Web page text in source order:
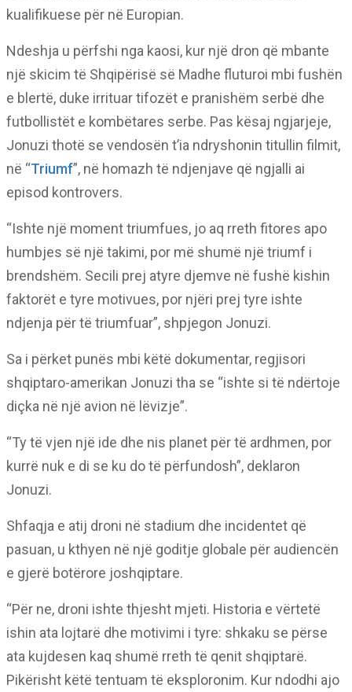
kualifikuese për në Europian.
Ndeshja u përfshi nga kaosi, kur një dron që mbante
një skicim të Shqipërisë së Madhe fluturoi mbi fushën
e blertë, duke irrituar tifozët e pranishëm serbë dhe
futbollistët e kombëtares serbe. Pas kësaj ngjarjeje,
Jonuzi thotë se vendosën t’ia ndryshonin titullin filmit,
në “Triumf”, në homazh të ndjenjave që ngjalli ai
episod kontrovers.
“Ishte një moment triumfues, jo aq rreth fitores apo
humbjes së një takimi, por më shumë një triumf i
brendshëm. Secili prej atyre djemve në fushë kishin
faktorët e tyre motivues, por njëri prej tyre ishte
ndjenja për të triumfuar”, shpjegon Jonuzi.
Sa i përket punës mbi këtë dokumentar, regjisori
shqiptaro-amerikan Jonuzi tha se “ishte si të ndërtoje
diçka në një avion në lëvizje”.
“Ty të vjen një ide dhe nis planet për të ardhmen, por
kurrë nuk e di se ku do të përfundosh”, deklaron
Jonuzi.
Shfaqja e atij droni në stadium dhe incidentet që
pasuan, u kthyen në një goditje globale për audiencën
e gjerë botërore joshqiptare.
“Për ne, droni ishte thjesht mjeti. Historia e vërtetë
ishin ata lojtarë dhe motivimi i tyre: shkaku se përse
ata kujdesen kaq shumë rreth të qenit shqiptarë.
Pikërisht këtë tentuam të eksploronim. Kur ndodhi ajo